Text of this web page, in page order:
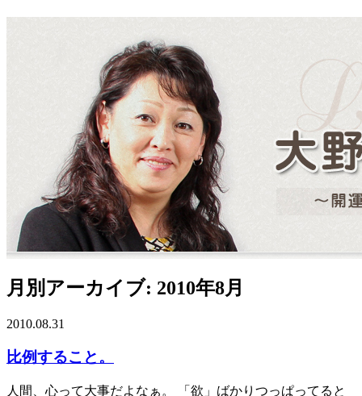
月別アーカイブ: 2010年8月
2010.08.31
比例すること。
人間、心って大事だよなぁ。 「欲」ばかりつっぱってると